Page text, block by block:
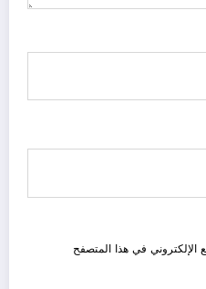
الإلكتروني في هذا المتصفح